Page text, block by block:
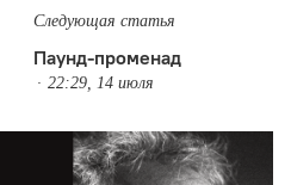
Следующая статья
Паунд-променад
22:29, 14 июля